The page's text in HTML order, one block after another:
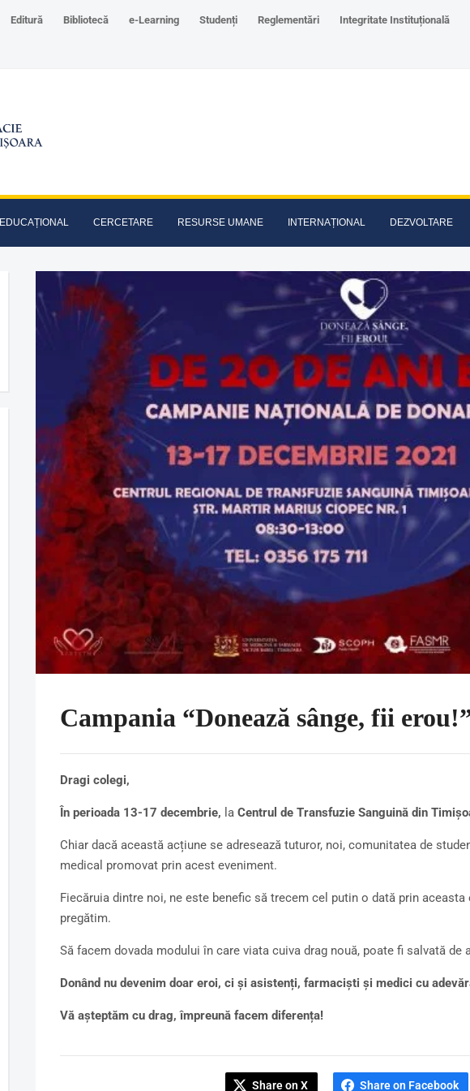
Editură Bibliotecă e-Learning Studenți Reglementări Integritate Instituțională
EDUCAȚIONAL CERCETARE RESURSE UMANE INTERNAȚIONAL DEZVOLTARE
Campania “Donează sânge, fii
Dragi colegi,
În perioada 13-17 decembrie, la Centrul de Transfuzie Sanguină din
Chiar dacă această acțiune se adresează tuturor, noi, comunitatea de
medical promovat prin acest eveniment.
Fiecăruia dintre noi, ne este benefic să trecem cel putin o dată prin
pregătim.
Să facem dovada modului în care viata cuiva drag nouă, poate fi salvată
Donând nu devenim doar eroi, ci și asistenți, farmaciști și medici cu
Vă așteptăm cu drag, împreună facem diferența!
Share on X Share on Facebook